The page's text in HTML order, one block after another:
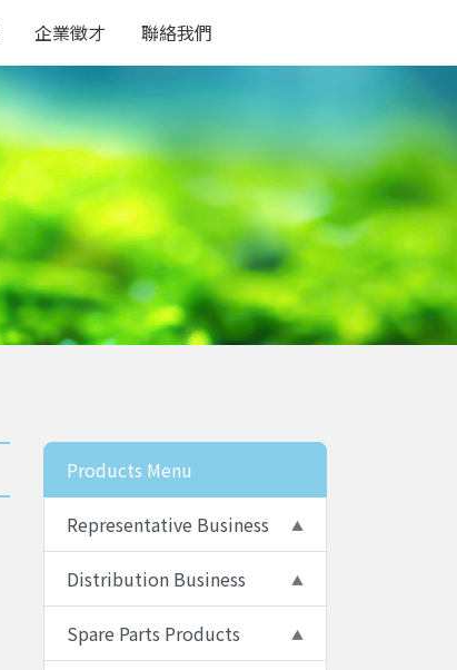
企業徵才 聯絡我們
Products Menu
Representative Business
Distribution Business
Spare Parts Products